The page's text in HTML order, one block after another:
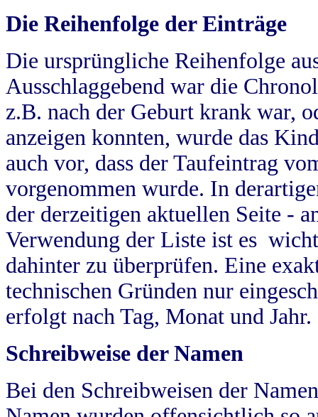
Die Reihenfolge der Einträge
Die ursprüngliche Reihenfolge
Ausschlaggebend war die
z.B. nach der Geburt krank war,
anzeigen konnten, wurde das
auch vor, dass der Taufeintrag
vorgenommen wurde. In
der derzeitigen aktuellen Seite -
Verwendung der Liste ist es
dahinter zu überprüfen. Eine
technischen Gründen nur
erfolgt nach Tag, Monat und Jahr.
Schreibweise der Namen
Bei den Schreibweisen der